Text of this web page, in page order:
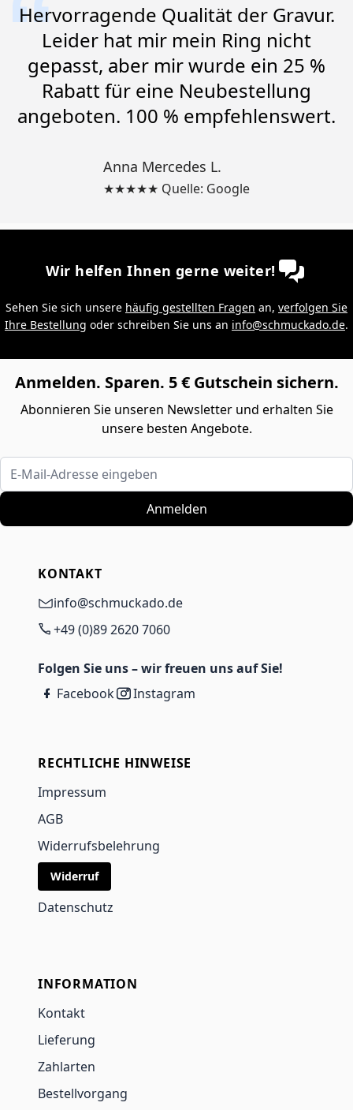
Hervorragende Qualität der Gravur.
Leider hat mir mein Ring nicht
gepasst, aber mir wurde ein 25 %
Rabatt für eine Neubestellung
angeboten. 100 % empfehlenswert.
Anna Mercedes L.
★★★★★ Quelle: Google
Wir helfen Ihnen gerne weiter!
Sehen Sie sich unsere häufig gestellten Fragen an, verfolgen Sie
Ihre Bestellung oder schreiben Sie uns an info@schmuckado.de.
Anmelden. Sparen. 5 € Gutschein sichern.
Abonnieren Sie unseren Newsletter und erhalten Sie
unsere besten Angebote.
E-Mail-Adresse eingeben
Anmelden
KONTAKT
info@schmuckado.de
+49 (0)89 2620 7060
Folgen Sie uns – wir freuen uns auf Sie!
Facebook
Instagram
RECHTLICHE HINWEISE
Impressum
AGB
Widerrufsbelehrung
Widerruf
Datenschutz
INFORMATION
Kontakt
Lieferung
Zahlarten
Bestellvorgang